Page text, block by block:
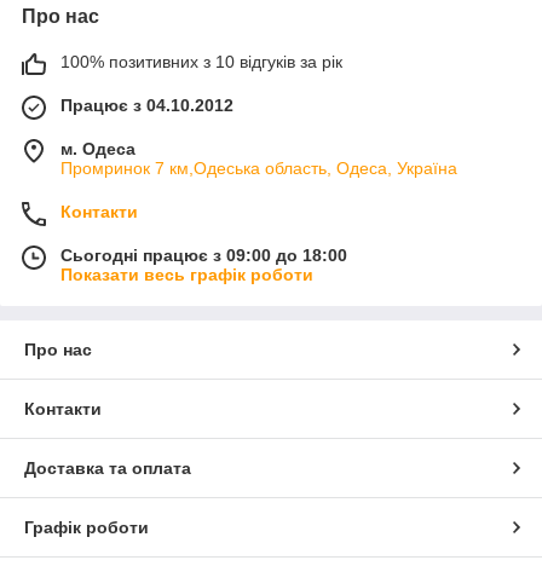
Про нас
100% позитивних з 10 відгуків за рік
Працює з 04.10.2012
м. Одеса
Промринок 7 км,Одеська область, Одеса, Україна
Контакти
Сьогодні працює з 09:00 до 18:00
Показати весь графік роботи
Про нас
Контакти
Доставка та оплата
Графік роботи